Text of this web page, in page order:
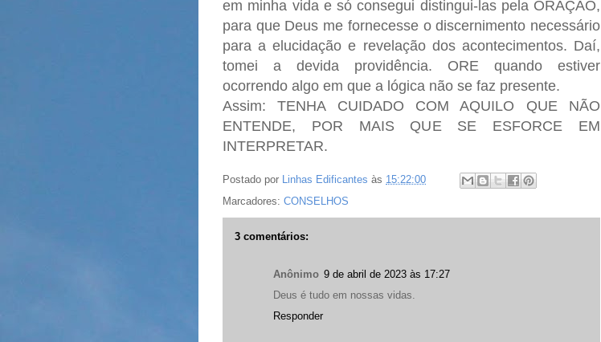
em minha vida e só consegui distingui-las pela ORAÇÃO,
para que Deus me fornecesse o discernimento necessário
para a elucidação e revelação dos acontecimentos. Daí,
tomei a devida providência. ORE quando estiver
ocorrendo algo em que a lógica não se faz presente.
Assim: TENHA CUIDADO COM AQUILO QUE NÃO
ENTENDE, POR MAIS QUE SE ESFORCE EM
INTERPRETAR.
Postado por Linhas Edificantes às 15:22:00
Marcadores: CONSELHOS
3 comentários:
Anônimo 9 de abril de 2023 às 17:27
Deus é tudo em nossas vidas.
Responder